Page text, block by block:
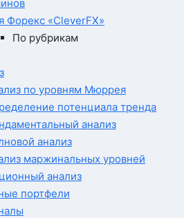
Форекс «CleverFX»
По рубрикам
по уровням Мюррея
потенциала тренда
анализ
анализ
маржинальных уровней
анализ
портфели